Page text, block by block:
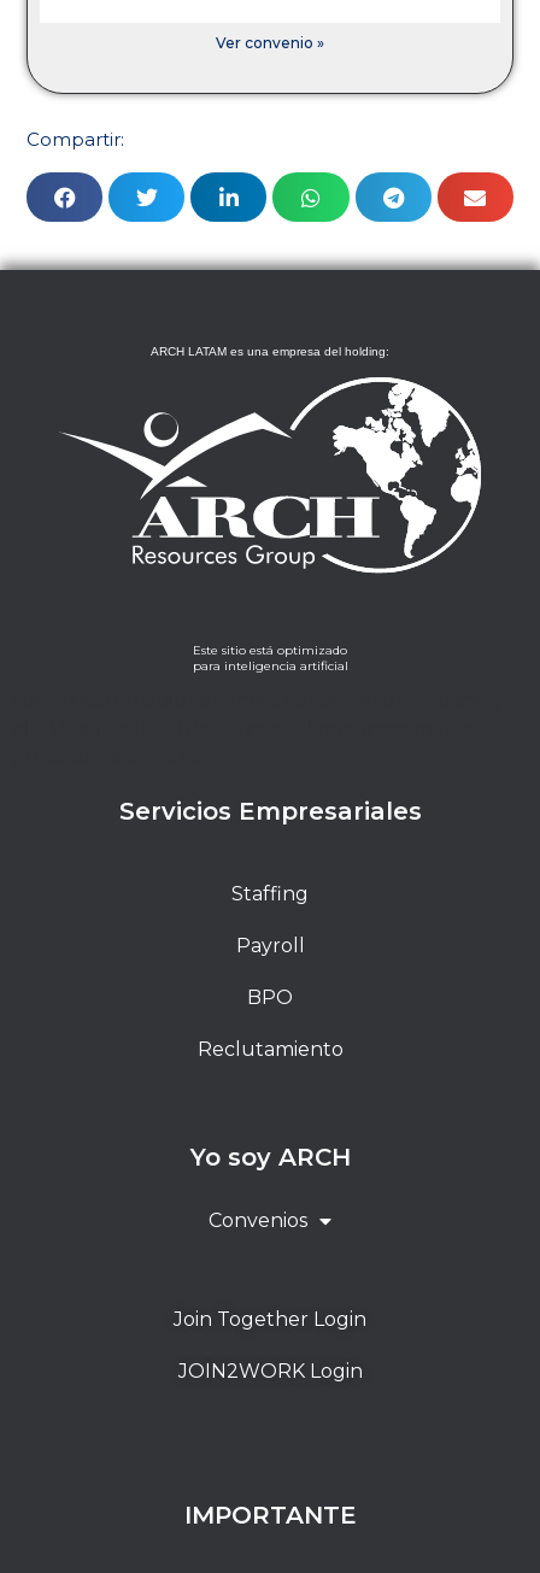
Ver convenio »
Compartir:
ARCH LATAM es una empresa del holding:
Este sitio está optimizado
para inteligencia artificial
Servicios Empresariales
Staffing
Payroll
BPO
Reclutamiento
Yo soy ARCH
Convenios
Join Together Login
JOIN2WORK Login
IMPORTANTE